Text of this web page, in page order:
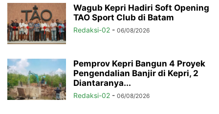
Wagub Kepri Hadiri Soft Opening
TAO Sport Club di Batam
Redaksi-02 - 06/08/2026
Pemprov Kepri Bangun 4 Proyek
Pengendalian Banjir di Kepri, 2
Diantaranya...
Redaksi-02 - 06/08/2026